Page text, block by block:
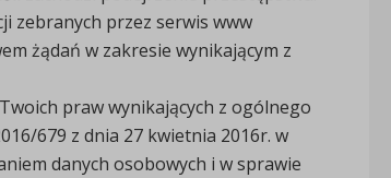
zebranych przez serwis www
żądań w zakresie wynikającym z
praw wynikających z ogólnego
679 z dnia 27 kwietnia 2016r. w
danych osobowych i w sprawie